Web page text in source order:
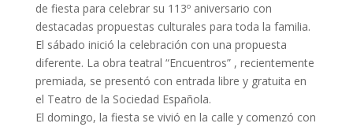
de fiesta para celebrar su 113º aniversario con
destacadas propuestas culturales para toda la familia.
El sábado inició la celebración con una propuesta
diferente. La obra teatral “Encuentros” , recientemente
premiada, se presentó con entrada libre y gratuita en
el Teatro de la Sociedad Española.
El domingo, la fiesta se vivió en la calle y comenzó con